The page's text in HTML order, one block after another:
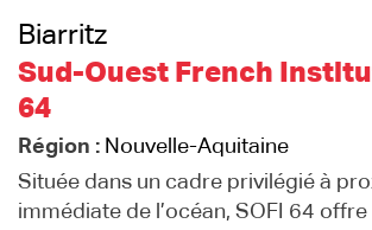
Biarritz
Sud-Ouest French
64
Région : Nouvelle-Aquitaine
Située dans un cadre privilégié à
immédiate de l’océan, SOFI 64